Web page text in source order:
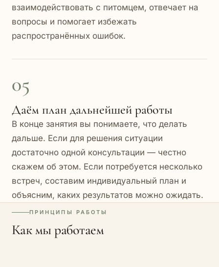
взаимодействовать с питомцем, отвечает на
вопросы и помогает избежать
распространённых ошибок.
05
Даём план дальнейшей работы
В конце занятия вы понимаете, что делать
дальше. Если для решения ситуации
достаточно одной консультации — честно
скажем об этом. Если потребуется несколько
встреч, составим индивидуальный план и
объясним, каких результатов можно ожидать.
ПРИНЦИПЫ РАБОТЫ
Как мы работаем